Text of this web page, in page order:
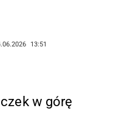
13:51
w górę